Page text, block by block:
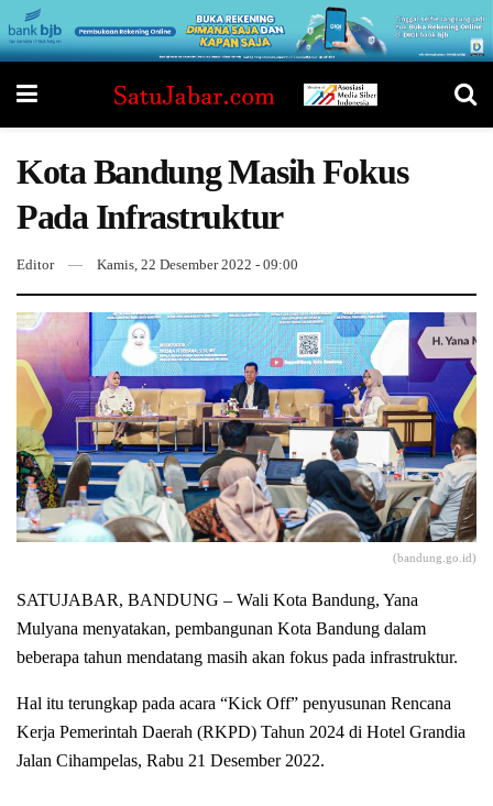
Kota Bandung Masih Fokus
Pada Infrastruktur
Editor Kamis, 22 Desember 2022 - 09:00
(bandung.go.id)
SATUJABAR, BANDUNG – Wali Kota Bandung, Yana
Mulyana menyatakan, pembangunan Kota Bandung dalam
beberapa tahun mendatang masih akan fokus pada infrastruktur.
Hal itu terungkap pada acara “Kick Off” penyusunan Rencana
Kerja Pemerintah Daerah (RKPD) Tahun 2024 di Hotel Grandia
Jalan Cihampelas, Rabu 21 Desember 2022.